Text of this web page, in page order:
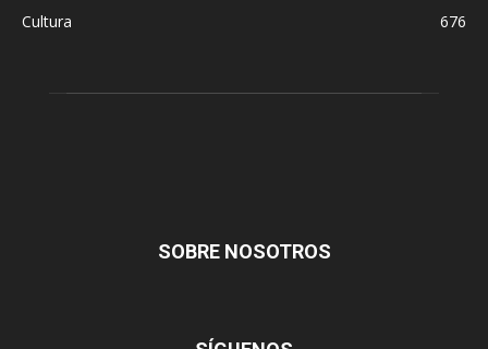
Cultura
676
SOBRE NOSOTROS